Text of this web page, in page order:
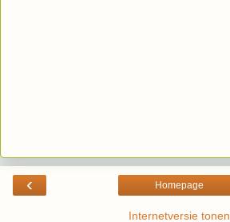
‹ Homepage
Internetversie tonen